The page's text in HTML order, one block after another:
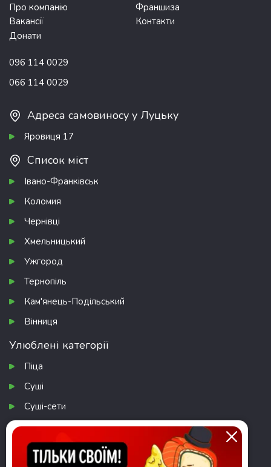
Про компанію
Франшиза
Вакансії
Контакти
Донати
096 114 0029
066 114 0029
Адреса самовиносу у Луцьку
Яровиця 17
Список міст
Івано-Франківськ
Коломия
Чернівці
Хмельницький
Ужгород
Тернопіль
Кам'янець-Подільський
Вінниця
Улюблені категорії
Піца
Суші
Суші-сети
Бургери
Салати